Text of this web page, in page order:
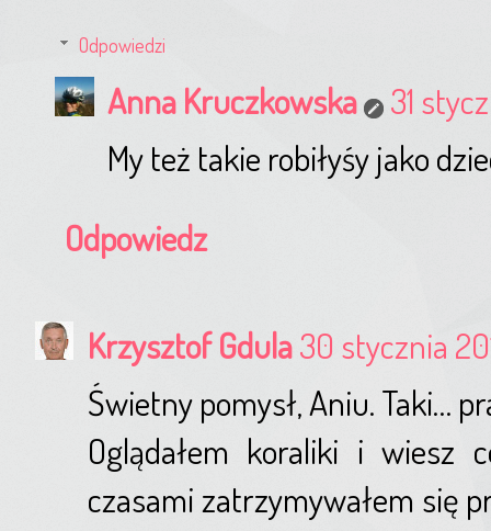
Odpowiedzi
Anna Kruczkowska
31
My też takie robiłyśy jako
Odpowiedz
Krzysztof Gdula30 stycznia
Świetny pomysł, Aniu. Taki…
Oglądałem koraliki i wiesz
czasami zatrzymywałem się